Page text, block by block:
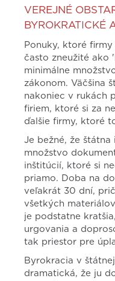
VEREJNÉ
BYROKRATICKÉ
Ponuky, ktoré
často zneužité ako
minimálne
zákonom. Väčšina
nakoniec v rukách
firiem, ktoré si za
ďalšie firmy, ktoré
Je bežné, že
množstvo
inštitúcií, ktoré si
priamo. Doba na
veľakrát 30 dní,
všetkých
je podstatne
urgovania a
tak priestor pre
Byrokracia v
dramatická, že ju